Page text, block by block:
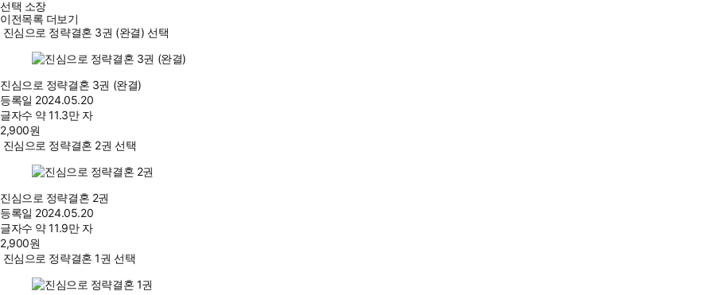
선택 소장
이전목록 더보기
진심으로 정략결혼 3권 (완결) 선택
진심으로 정략결혼 3권 (완결)
등록일 2024.05.20
글자수 약 11.3만 자
2,900원
진심으로 정략결혼 2권 선택
진심으로 정략결혼 2권
등록일 2024.05.20
글자수 약 11.9만 자
2,900원
진심으로 정략결혼 1권 선택